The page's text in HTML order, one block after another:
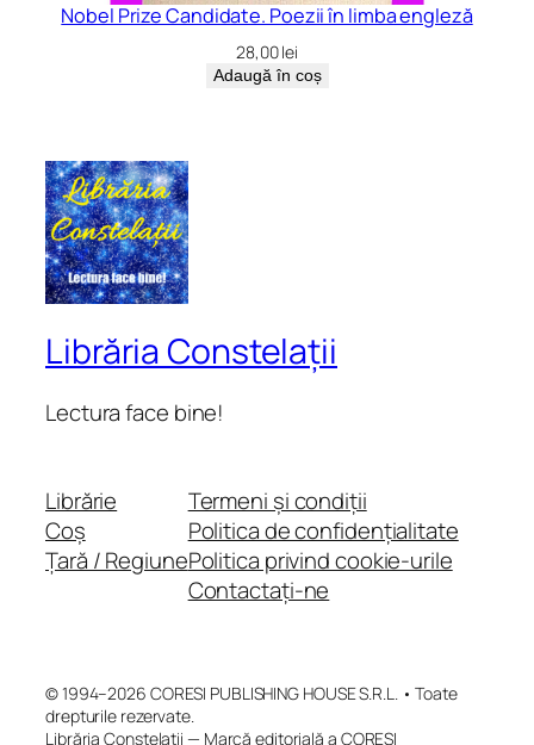
Nobel Prize Candidate. Poezii în limba engleză
28,00lei
Adaugă în coș
Librăria Constelații
Lectura face bine!
Librărie
Coș
Țară / Regiune
Termeni și condiții
Politica de confidențialitate
Politica privind cookie-urile
Contactați-ne
© 1994–2026 CORESI PUBLISHING HOUSE S.R.L. • Toate
drepturile rezervate.
Librăria Constelații — Marcă editorială a CORESI